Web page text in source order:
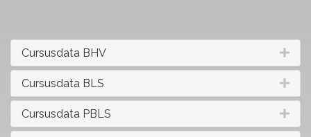
Cursusdata BHV
Cursusdata BLS
Cursusdata PBLS